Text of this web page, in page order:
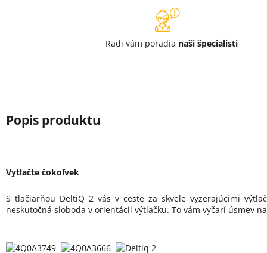
Radi vám poradia naši špecialisti
Vytlačte čokoľvek
S tlačiarňou DeltiQ 2 vás v ceste za skvele vyzerajúcimi
neskutočná sloboda v orientácii výtlačku. To vám vyčarí úsmev